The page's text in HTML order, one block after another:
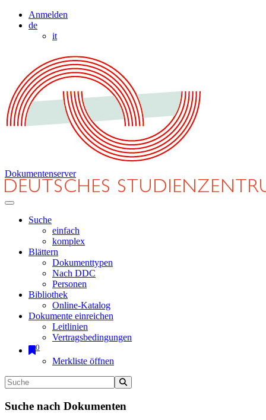
Anmelden
de
it
Dokumentenserver
Suche
einfach
komplex
Blättern
Dokumenttypen
Nach DDC
Personen
Bibliothek
Online-Katalog
Dokumente einreichen
Leitlinien
Vertragsbedingungen
0
Merkliste öffnen
Suche nach Dokumenten